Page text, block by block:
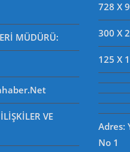
MÜDÜRÜ:
VE
728 X
300 X
125 X
Adres:
No 1